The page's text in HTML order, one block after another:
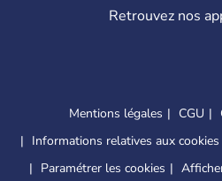
Retrouvez nos
Mentions légales CGU
Informations relatives aux cookies
Paramétrer les cookies